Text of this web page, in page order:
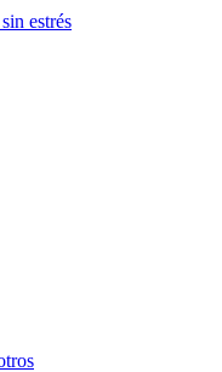
estrés